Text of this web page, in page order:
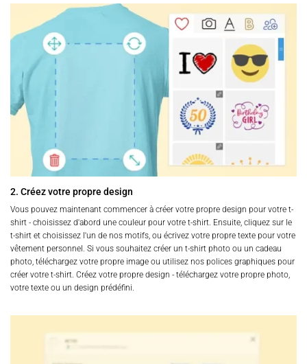
2. Créez votre propre design
Vous pouvez maintenant commencer à créer votre propre design pour votre t-
shirt - choisissez d'abord une couleur pour votre t-shirt. Ensuite, cliquez sur le
t-shirt et choisissez l'un de nos motifs, ou écrivez votre propre texte pour votre
vêtement personnel. Si vous souhaitez créer un t-shirt photo ou un cadeau
photo, téléchargez votre propre image ou utilisez nos polices graphiques pour
créer votre t-shirt. Créez votre propre design - téléchargez votre propre photo,
votre texte ou un design prédéfini.